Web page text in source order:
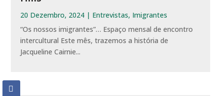
20 Dezembro, 2024 | Entrevistas, Imigrantes
“Os nossos imigrantes”… Espaço mensal de encontro
intercultural Este mês, trazemos a história de
Jacqueline Cairnie...